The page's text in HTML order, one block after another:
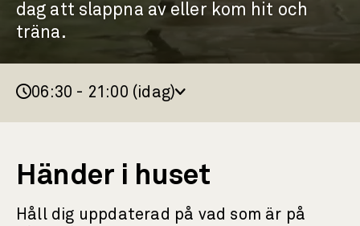
dag att slappna av eller kom hit och
träna.
06:30 - 21:00 (idag)
Händer i huset
Håll dig uppdaterad på vad som är på